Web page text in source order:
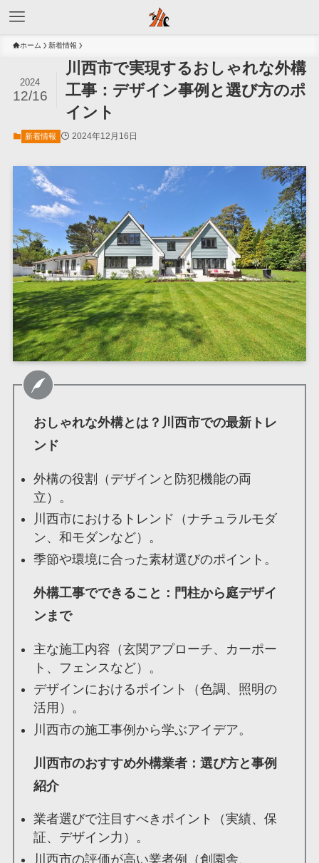
ホーム 新着情報
川西市で実現するおしゃれな外構
工事：デザイン事例と選び方のポ
イント
2024
12/16
新着情報 2024年12月16日
おしゃれな外構とは？川西市での最新トレ
ンド
外構の役割（デザインと防犯機能の両
立）。
川西市におけるトレンド（ナチュラルモダ
ン、和モダンなど）。
季節や環境に合った素材選びのポイント。
外構工事でできること：門柱から庭デザイ
ンまで
主な施工内容（玄関アプローチ、カーポー
ト、フェンスなど）。
デザインにおけるポイント（色調、照明の
活用）。
川西市の施工事例から学ぶアイデア。
川西市のおすすめ外構業者：選び方と事例
紹介
業者選びで注目すべきポイント（実績、保
証、デザイン力）。
川西市の評価が高い業者例（創園舎、